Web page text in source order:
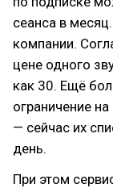
сеанса в
компании.
цене одного
как 30. Ещё
ограничение
— сейчас их
день.
При этом